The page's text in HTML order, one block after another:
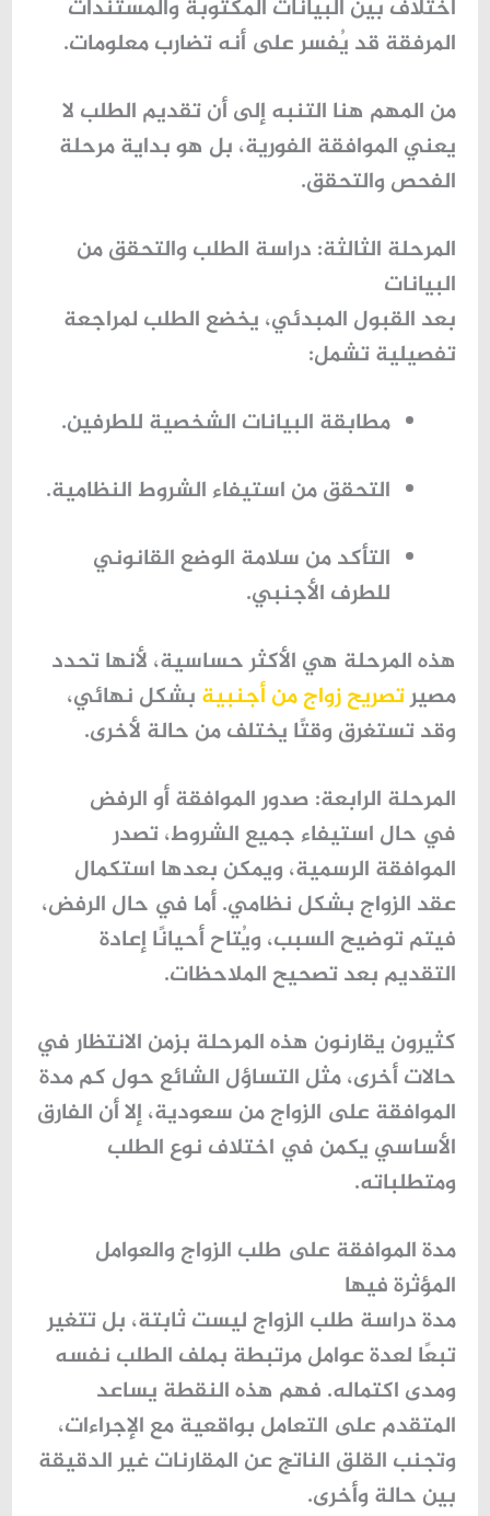
اختلاف بين البيانات المكتوبة والمستندات
المرفقة قد يُفسر على أنه تضارب معلومات.
من المهم هنا التنبه إلى أن تقديم الطلب لا
يعني الموافقة الفورية، بل هو بداية مرحلة
الفحص والتحقق.
المرحلة الثالثة: دراسة الطلب والتحقق من
البيانات
بعد القبول المبدئي، يخضع الطلب لمراجعة
تفصيلية تشمل:
مطابقة البيانات الشخصية للطرفين.
التحقق من استيفاء الشروط النظامية.
التأكد من سلامة الوضع القانوني
للطرف الأجنبي.
هذه المرحلة هي الأكثر حساسية، لأنها تحدد
مصيرتصريح زواج من أجنبية بشكل نهائي،
وقد تستغرق وقتًا يختلف من حالة لأخرى.
المرحلة الرابعة: صدور الموافقة أو الرفض
في حال استيفاء جميع الشروط، تصدر
الموافقة الرسمية، ويمكن بعدها استكمال
عقد الزواج بشكل نظامي. أما في حال الرفض،
فيتم توضيح السبب، ويُتاح أحيانًا إعادة
التقديم بعد تصحيح الملاحظات.
كثيرون يقارنون هذه المرحلة بزمن الانتظار في
حالات أخرى، مثل التساؤل الشائع حول كم مدة
الموافقة على الزواج من سعودية، إلا أن الفارق
الأساسي يكمن في اختلاف نوع الطلب
ومتطلباته.
مدة الموافقة على طلب الزواج والعوامل
المؤثرة فيها
مدة دراسة طلب الزواج ليست ثابتة، بل تتغير
تبعًا لعدة عوامل مرتبطة بملف الطلب نفسه
ومدى اكتماله. فهم هذه النقطة يساعد
المتقدم على التعامل بواقعية مع الإجراءات،
وتجنب القلق الناتج عن المقارنات غير الدقيقة
بين حالة وأخرى.